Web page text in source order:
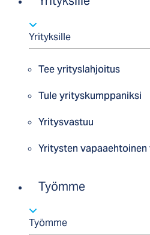
Yrityksille
Tee yrityslahjoitus
Tule yrityskumppaniksi
Yritysvastuu
Yritysten
Työmme
Työmme